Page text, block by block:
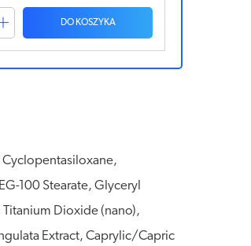
DO KOSZYKA
100 Stearate, Glyceryl
Dioxide (nano),
Extract, Caprylic/Capric